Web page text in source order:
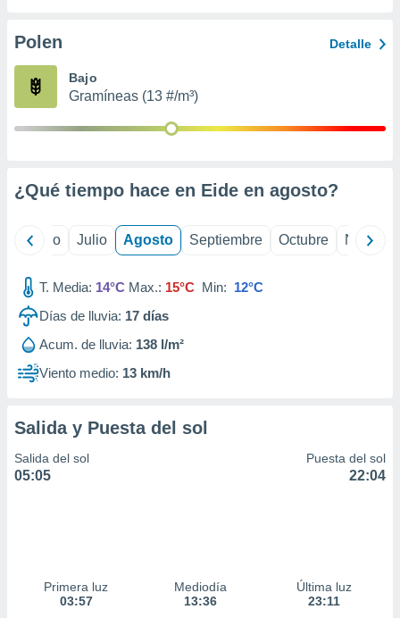
e
mediante
de
Polen Detalle
Bajo
Gramíneas (13 #/m³)
¿Qué tiempo hace en Eide en agosto?
Junio Julio Agosto Septiembre Octubre
T. Media: 14°C Max.: 15°C Min: 12°C
Días de lluvia: 17 días
Acum. de lluvia: 138 l/m²
Viento medio: 13 km/h
Salida y Puesta del sol
Salida del sol
05:05
Puesta del sol
22:04
Primera luz
03:57
Mediodía
13:36
Última luz
23:11